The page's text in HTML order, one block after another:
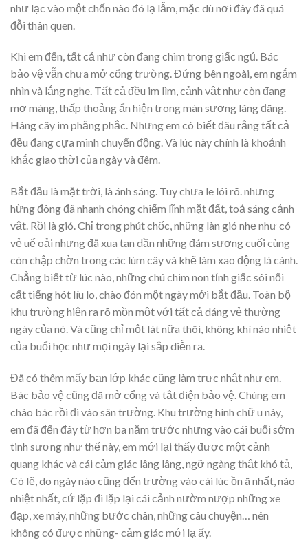
như lạc vào một chốn nào đó lạ lẫm, mặc dù nơi đây đã quá
đỗi thân quen.
Khi em đến, tất cả như còn đang chìm trong giấc ngủ. Bác
bảo vệ vẫn chưa mở cổng trường. Đứng bên ngoài, em ngắm
nhìn và lắng nghe. Tất cả đều im lìm, cảnh vật như còn đang
mơ màng, thấp thoảng ẩn hiện trong màn sương lãng đãng.
Hàng cây im phăng phắc. Nhưng em có biết đâu rằng tất cả
đều đang cựa mình chuyển động. Và lúc này chính là khoảnh
khắc giao thời của ngày và đêm.
Bắt đầu là mặt trời, là ánh sáng. Tuy chưa le lói rõ. nhưng
hừng đông đã nhanh chóng chiếm lĩnh mặt đất, toả sáng cảnh
vật. Rồi là gió. Chỉ trong phút chốc, những làn gió nhẹ như có
vẻ uể oải nhưng đã xua tan dần những đám sương cuối cùng
còn chập chờn trong các lùm cây và khẽ làm xao động lá cành.
Chẳng biết từ lúc nào, những chú chim non tỉnh giấc sôi nổi
cất tiếng hót líu lo, chào đón một ngày mới bắt đầu. Toàn bộ
khu trường hiện ra rõ mồn một với tất cả dáng vẻ thường
ngày của nó. Và cũng chỉ một lát nữa thôi, không khí náo nhiệt
của buổi học như mọi ngày lại sắp diễn ra.
Đã có thêm mấy bạn lớp khác cũng làm trực nhật như em.
Bác bảo vệ cũng đã mở cổng và tắt điện bảo vệ. Chúng em
chào bác rồi đi vào sân trường. Khu trường hình chữ u này,
em đã đến đây từ hơn ba năm trước nhưng vào cái buổi sớm
tinh sương như thế này, em mới lại thấy được một cảnh
quang khác và cái cảm giác lâng lâng, ngỡ ngàng thật khó tả,
Có lẽ, do ngày nào cũng đến trường vào cái lúc ồn ã nhất, náo
nhiệt nhất, cứ lặp đi lặp lại cái cảnh nườm nượp những xe
đạp, xe máy, những bước chân, những câu chuyện… nên
không có được những- cảm giác mới lạ ấy.